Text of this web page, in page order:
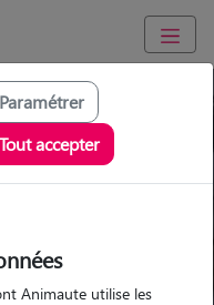
idéal !
Visites
Visites
Paramétrer
Tout accepter
Animaute utilise les